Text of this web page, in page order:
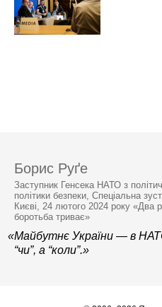
Борис Руґе
Заступник Генсека НАТО з
політики безпеки, Спеціальна
Києві, 24 лютого 2024 року «Два
боротьба триває»
«Майбутнє України — в
“чи”, а “коли”.»